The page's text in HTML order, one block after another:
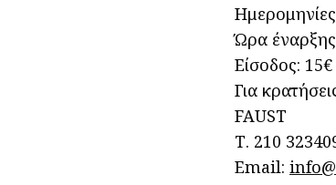
Ώρα
Είσοδος:
Για
FAUST
Τ. 210
Email: